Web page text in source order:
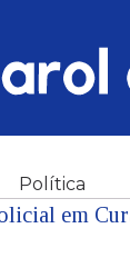
Política